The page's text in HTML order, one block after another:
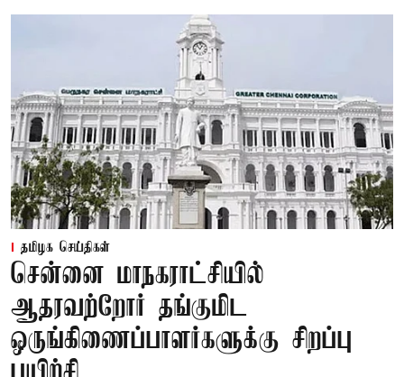
தமிழக செய்திகள்
சென்னை மாநகராட்சியில்
ஆதரவற்றோர் தங்குமிட
ஒருங்கிணைப்பாளர்களுக்கு சிறப்பு